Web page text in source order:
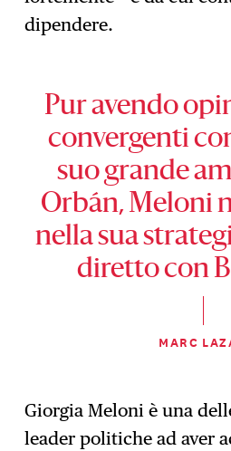
dipendere.
Pur avendo
convergenti
suo grande
Orbán, Meloni
nella sua
diretto con
MARC
Giorgia Meloni è una
leader politiche ad aver